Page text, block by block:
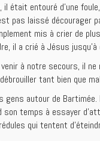
était entouré d’une
pas laissé décourager
mis à crier de
il a crié à Jésus
à notre secours, il
tant bien que
gens autour de
temps à essayer
qui tentent